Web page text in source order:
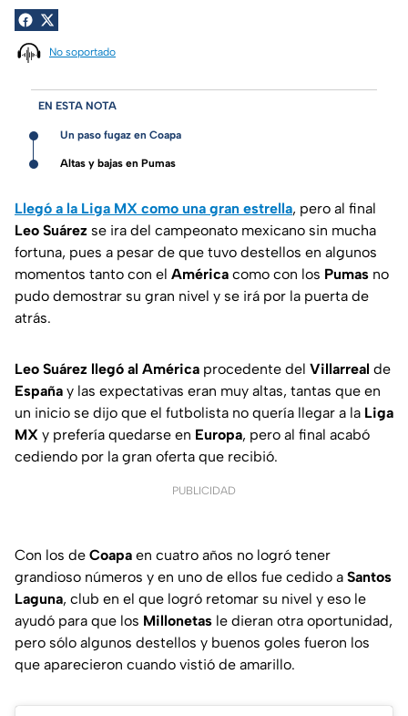
No soportado
EN ESTA NOTA
Un paso fugaz en Coapa
Altas y bajas en Pumas
Llegó a la Liga MX como una gran estrella, pero al final
Leo Suárez se ira del campeonato mexicano sin mucha
fortuna, pues a pesar de que tuvo destellos en algunos
momentos tanto con el América como con los Pumas no
pudo demostrar su gran nivel y se irá por la puerta de
atrás.
Leo Suárez llegó al América procedente del Villarreal de
España y las expectativas eran muy altas, tantas que en
un inicio se dijo que el futbolista no quería llegar a la Liga
MX y prefería quedarse en Europa, pero al final acabó
cediendo por la gran oferta que recibió.
PUBLICIDAD
Con los de Coapa en cuatro años no logró tener
grandioso números y en uno de ellos fue cedido a Santos
Laguna, club en el que logró retomar su nivel y eso le
ayudó para que los Millonetas le dieran otra oportunidad,
pero sólo algunos destellos y buenos goles fueron los
que aparecieron cuando vistió de amarillo.